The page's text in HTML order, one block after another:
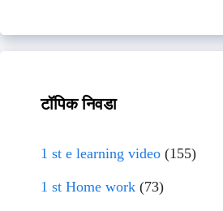
टॉपिक निवडा
1 st e learning video (155)
1 st Home work (73)